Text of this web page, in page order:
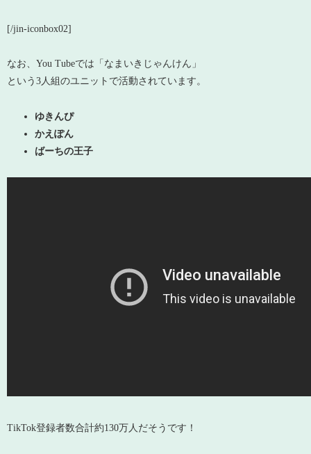
[/jin-iconbox02]
なお、You Tubeでは「なまいきじゃんけん」
という3人組のユニットで活動されています。
ゆきんぴ
かえぽん
ばーちの王子
TikTok登録者数合計約130万人だそうです！